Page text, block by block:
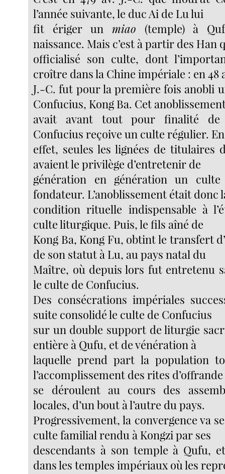
l’année suivante, le duc Ai de Lu lui
fit ériger un miao (temple) à
naissance. Mais c’est à partir des Han
officialisé son culte, dont
croître dans la Chine impériale : en 48
J.-C. fut pour la première fois anobli
Confucius, Kong Ba. Cet
avait avant tout pour finalité de
Confucius reçoive un culte régulier. En
effet, seules les lignées de titulaires
avaient le privilège d’entretenir de
génération en génération un
fondateur. L’anoblissement était donc
condition rituelle indispensable à
culte liturgique. Puis, le fils aîné de
Kong Ba, Kong Fu, obtint le transfert
de son statut à Lu, au pays natal du
Maître, où depuis lors fut entretenu
le culte de Confucius.
Des consécrations impériales
suite consolidé le culte de Confucius
sur un double support de liturgie
entière à Qufu, et de vénération à
laquelle prend part la population
l’accomplissement des rites
se déroulent au cours des
locales, d’un bout à l’autre du pays.
Progressivement, la convergence va
culte familial rendu à Kongzi par ses
descendants à son temple à Qufu,
dans les temples impériaux où les